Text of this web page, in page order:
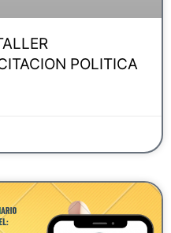
POLITICA